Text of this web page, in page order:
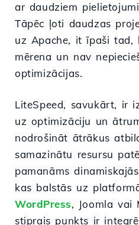
ar daudziem
Tāpēc ļoti daudzas
uz Apache, it īpaši tad,
mērena un nav
optimizācijas.
LiteSpeed, savukārt, ir
uz optimizāciju un
nodrošināt ātrākus
samazinātu resursu
pamanāms
kas balstās uz
WordPress, Joomla vai
stiprais punkts ir